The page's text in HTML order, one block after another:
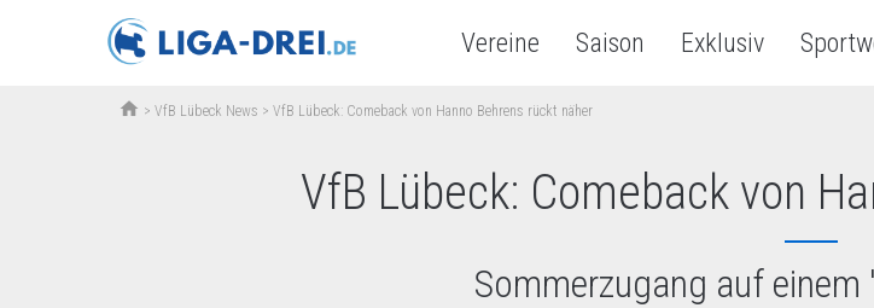
Vereine Saison Exklusiv
home > VfB Lübeck News > VfB Lübeck: Comeback von Hanno Behrens rückt näher
VfB Lübeck: Comeback von
Sommerzugang auf